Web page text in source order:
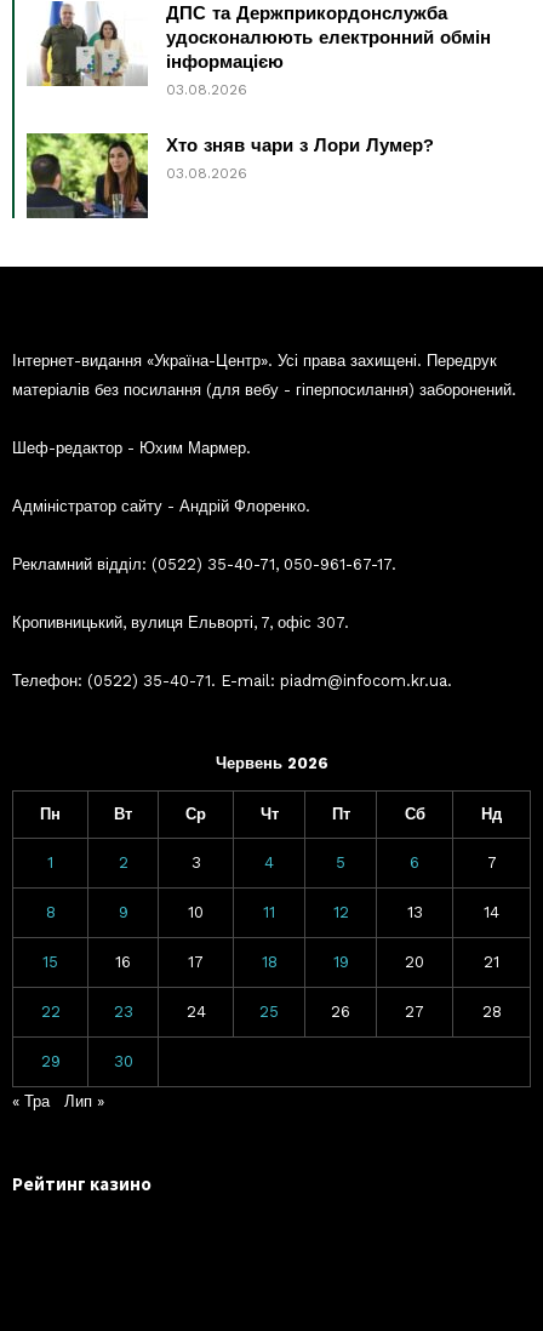
ДПС та Держприкордонслужба
удосконалюють електронний обмін
інформацією
03.08.2026
Хто зняв чари з Лори Лумер?
03.08.2026
Інтернет-видання «Україна-Центр». Усі права захищені. Передрук
матеріалів без посилання (для вебу - гіперпосилання) заборонений.
Шеф-редактор - Юхим Мармер.
Адміністратор сайту - Андрій Флоренко.
Рекламний відділ: (0522) 35-40-71, 050-961-67-17.
Кропивницький, вулиця Ельворті, 7, офіс 307.
Телефон: (0522) 35-40-71. E-mail: piadm@infocom.kr.ua.
Червень 2026
Пн Вт Ср Чт Пт Сб Нд
1 2 3 4 5 6 7
8 9 10 11 12 13 14
15 16 17 18 19 20 21
22 23 24 25 26 27 28
29 30
« Тра Лип »
Рейтинг казино